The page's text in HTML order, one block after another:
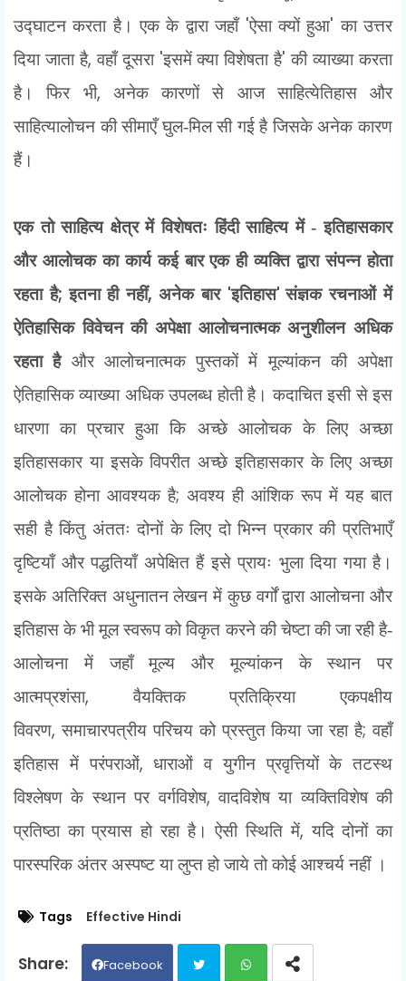
उद्घाटन करता है। एक के द्वारा जहाँ 'ऐसा क्यों हुआ'का उत्तर
दिया जाता है,वहाँ दूसरा 'इसमें क्या विशेषता है'की व्याख्या करता
है। फिर भी,
अनेक कारणों से आज साहित्येतिहास और
साहित्यालोचन की सीमाएँ घुल-मिल सी गई है जिसके अनेक कारण
हैं।
एक तो साहित्य क्षेत्र में विशेषतः हिंदी साहित्य में - इतिहासकार
और आलोचक का कार्य कई बार एक ही व्यक्ति द्वारा संपन्न होता
रहता है;इतना ही नहीं,अनेक बार 'इतिहास'संज्ञक रचनाओं में
ऐतिहासिक विवेचन की अपेक्षा आलोचनात्मक अनुशीलन अधिक
रहता हैऔर आलोचनात्मक पुस्तकों में मूल्यांकन की अपेक्षा
ऐतिहासिक व्याख्या अधिक उपलब्ध होती है। कदाचित इसी से इस
धारणा का प्रचार हुआ कि अच्छे आलोचक के लिए अच्छा
इतिहासकार या इसके विपरीत अच्छे इतिहासकार के लिए अच्छा
आलोचक होना आवश्यक है; अवश्य ही आंशिक रूप में यह बात
सही है किंतु अंततः दोनों के लिए दो भिन्न प्रकार की प्रतिभाएँ
दृष्टियाँ और पद्धतियाँ अपेक्षित हैं इसे प्रायः भुला दिया गया है।
इसके अतिरिक्त अधुनातन लेखन में कुछ वर्गों द्वारा आलोचना और
इतिहास के भी मूल स्वरूप को विकृत करने की चेष्टा की जा रही है-
आलोचना में जहाँ मूल्य और मूल्यांकन के स्थान पर
आत्मप्रशंसा,वैयक्तिक प्रतिक्रिया एकपक्षीय
विवरण,समाचारपत्रीय परिचय को प्रस्तुत किया जा रहा है;वहाँ
इतिहास में परंपराओं,धाराओं व युगीन प्रवृत्तियों के तटस्थ
विश्लेषण के स्थान पर वर्गविशेष,वादविशेष या व्यक्तिविशेष की
प्रतिष्ठा का प्रयास हो रहा है। ऐसी स्थिति में,यदि दोनों का
पारस्परिक अंतर अस्पष्ट या लुप्त हो जाये तो कोई आश्चर्य नहीं ।
Tags Effective Hindi
Facebook